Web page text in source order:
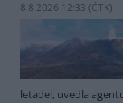
8.8.2026 12:33 (ČTK)
letadel, uvedla